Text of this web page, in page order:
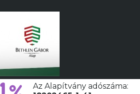
Az Alapítvány adószáma: